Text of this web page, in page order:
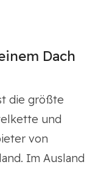
Dach
die größte
und
von
Im Ausland